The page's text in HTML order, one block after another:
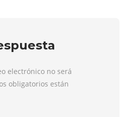
electrónico no será
obligatorios están